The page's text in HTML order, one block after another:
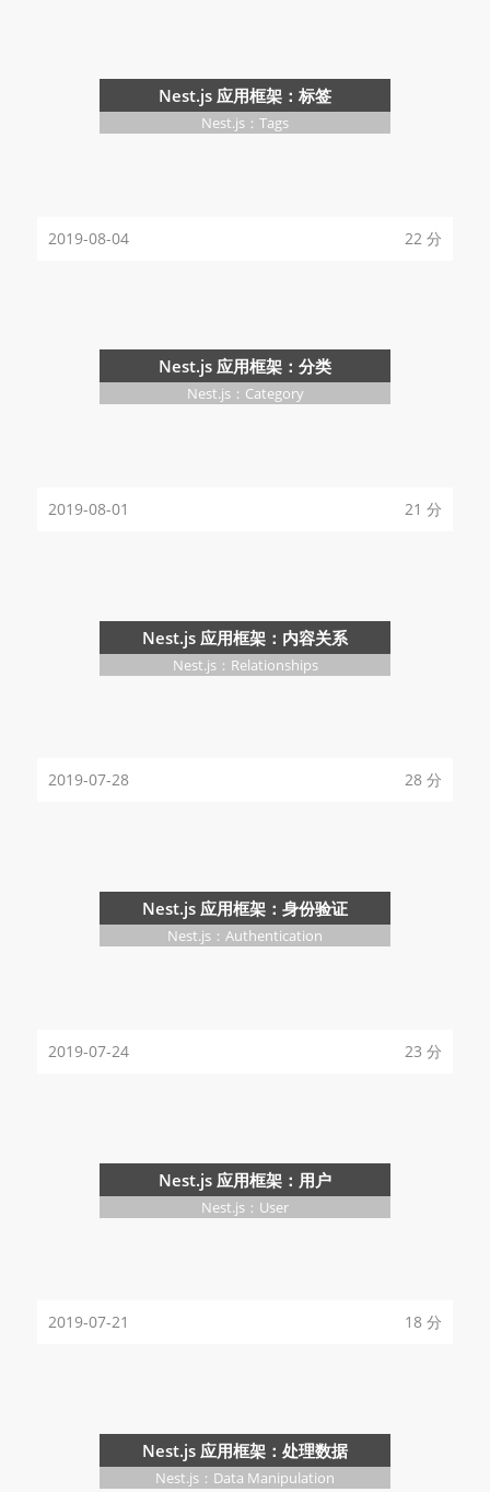
Nest.js 应用框架：标签
Nest.js：Tags
2019-08-04 22 分
Nest.js 应用框架：分类
Nest.js：Category
2019-08-01 21 分
Nest.js 应用框架：内容关系
Nest.js：Relationships
2019-07-28 28 分
Nest.js 应用框架：身份验证
Nest.js：Authentication
2019-07-24 23 分
Nest.js 应用框架：用户
Nest.js：User
2019-07-21 18 分
Nest.js 应用框架：处理数据
Nest.js：Data Manipulation